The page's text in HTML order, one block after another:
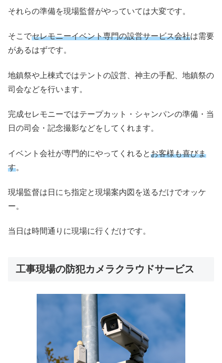
それらの準備を現場監督がやっていては大変です。
そこでセレモニーイベント専門の設営サービス会社は需要
があるはずです。
地鎮祭や上棟式ではテントの設営、神主の手配、地鎮祭の
司会などを行います。
完成セレモニーではテープカット・シャンパンの準備・当
日の司会・記念撮影などをしてくれます。
イベント会社が専門的にやってくれるとお客様も喜びま
す。
現場監督は日にち指定と現場案内図を送るだけでオッケ
ー。
当日は時間通りに現場に行くだけです。
工事現場の防犯カメラクラウドサービス